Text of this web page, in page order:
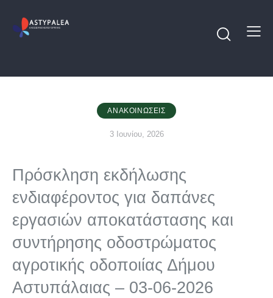
ΑΝΑΚΟΙΝΏΣΕΙΣ
3 Ιουνίου, 2026
Πρόσκληση εκδήλωσης
ενδιαφέροντος για δαπάνες
εργασιών αποκατάστασης και
συντήρησης οδοστρώματος
αγροτικής οδοποιίας Δήμου
Αστυπάλαιας – 03-06-2026